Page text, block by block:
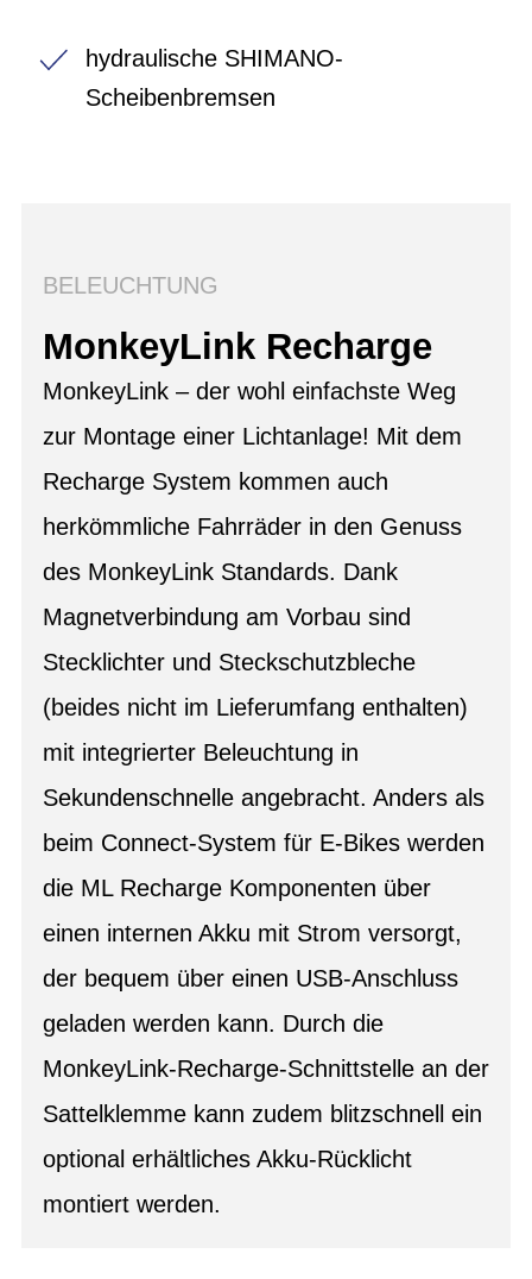
hydraulische SHIMANO-
Scheibenbremsen
BELEUCHTUNG
MonkeyLink Recharge
MonkeyLink – der wohl einfachste Weg
zur Montage einer Lichtanlage! Mit dem
Recharge System kommen auch
herkömmliche Fahrräder in den Genuss
des MonkeyLink Standards. Dank
Magnetverbindung am Vorbau sind
Stecklichter und Steckschutzbleche
(beides nicht im Lieferumfang enthalten)
mit integrierter Beleuchtung in
Sekundenschnelle angebracht. Anders als
beim Connect-System für E-Bikes werden
die ML Recharge Komponenten über
einen internen Akku mit Strom versorgt,
der bequem über einen USB-Anschluss
geladen werden kann. Durch die
MonkeyLink-Recharge-Schnittstelle an der
Sattelklemme kann zudem blitzschnell ein
optional erhältliches Akku-Rücklicht
montiert werden.